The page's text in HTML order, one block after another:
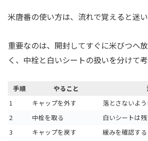
米唐番の使い方は、流れで覚えると迷い
重要なのは、開封してすぐに米びつへ
く、中栓と白いシートの扱いを分けて考
手順 やること
1
キャップを外す
落とさないよう
2
中栓を取る
白いシートは
3
キャップを戻す
緩みを確認する